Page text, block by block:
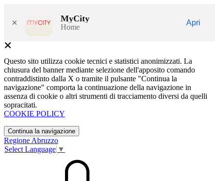
× MyCity
Home
Apri
Questo sito utilizza cookie tecnici e statistici anonimizzati. La
chiusura del banner mediante selezione dell'apposito comando
contraddistinto dalla X o tramite il pulsante "Continua la
navigazione" comporta la continuazione della navigazione in
assenza di cookie o altri strumenti di tracciamento diversi da quelli
sopracitati.
COOKIE POLICY
Continua la navigazione
Regione Abruzzo
Select Language ▼